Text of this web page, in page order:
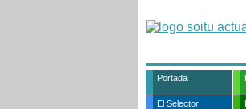
Portada
El Selector